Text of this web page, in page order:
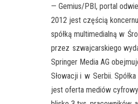
— Gemius/PBI, portal
2012 jest częścią
spółką multimedialną w
przez szwajcarskiego
Springer Media AG
Słowacji i w Serbii.
jest oferta mediów